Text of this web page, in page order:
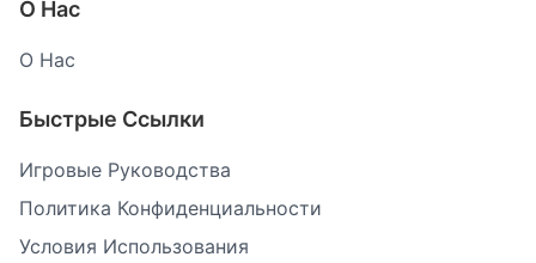
О Нас
О Нас
Быстрые Ссылки
Игровые Руководства
Политика Конфиденциальности
Условия Использования